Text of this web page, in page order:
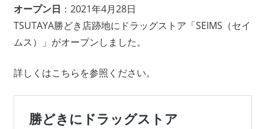
オープン日 ：2021年4月28日
TSUTAYA勝どき店跡地にドラッグストア「SEIMS（セイ
ムス）」がオープンしました。
詳しくはこちらを参照ください。